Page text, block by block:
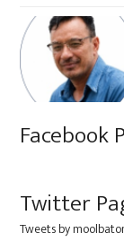
Facebook
Twitter
Tweets by